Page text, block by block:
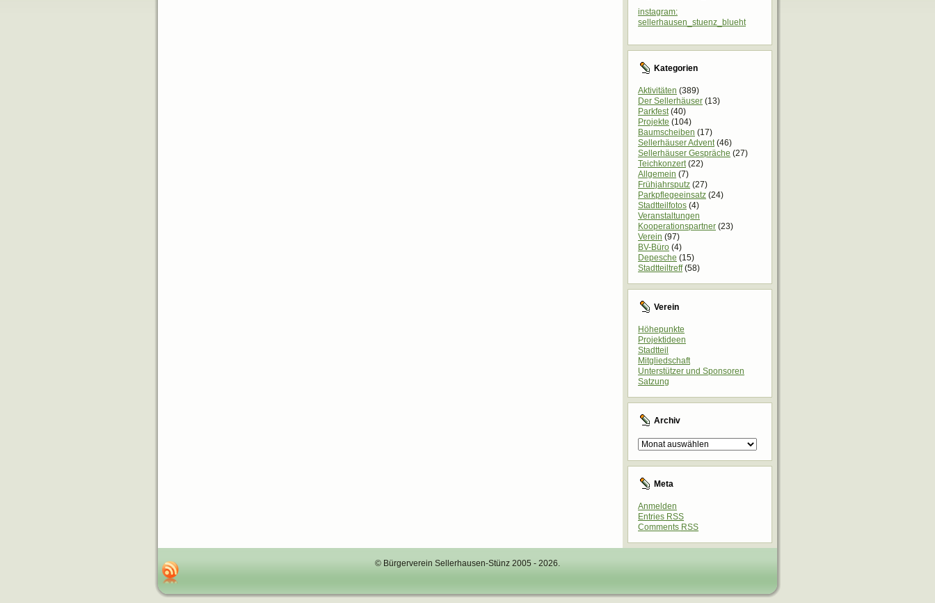
instagram:
sellerhausen_stuenz_blueht
Kategorien
Aktivitäten (389)
Der Sellerhäuser (13)
Parkfest(40)
Projekte (104)
Baumscheiben (17)
Sellerhäuser Advent(46)
Sellerhäuser Gespräche (27)
Teichkonzert(22)
Allgemein (7)
Frühjahrsputz (27)
Parkpflegeeinsatz (24)
Stadtteilfotos (4)
Veranstaltungen
Kooperationspartner (23)
Verein (97)
BV-Büro (4)
Depesche (15)
Stadtteiltreff(58)
Verein
Höhepunkte
Projektideen
Stadtteil
Mitgliedschaft
Unterstützer und Sponsoren
Satzung
Archiv
Archiv
Meta
Anmelden
Entries RSS
Comments RSS
© Bürgerverein Sellerhausen-Stünz 2005 - 2026.